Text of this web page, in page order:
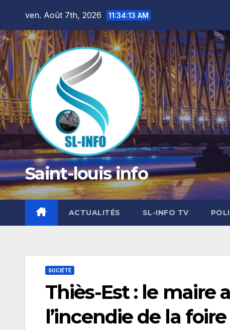
content
ven. Août 7th, 2026 11:34:15 AM
Saint-louis info
ACTUALITÉS SL-INFO TV
SOCIÉTÉ
Thiès-Est : le maire
l’incendie de la